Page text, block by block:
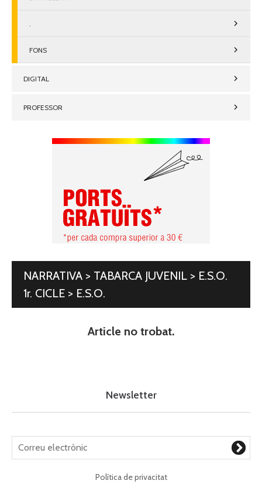
.
FONS
DIGITAL
PROFESSOR
NARRATIVA > TABARCA JUVENIL > E.S.O.
1r. CICLE > E.S.O.
Article no trobat.
Newsletter
Política de privacitat